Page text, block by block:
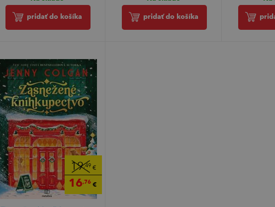
pridať do košíka pridať do košíka
19,49 €
16,76 €